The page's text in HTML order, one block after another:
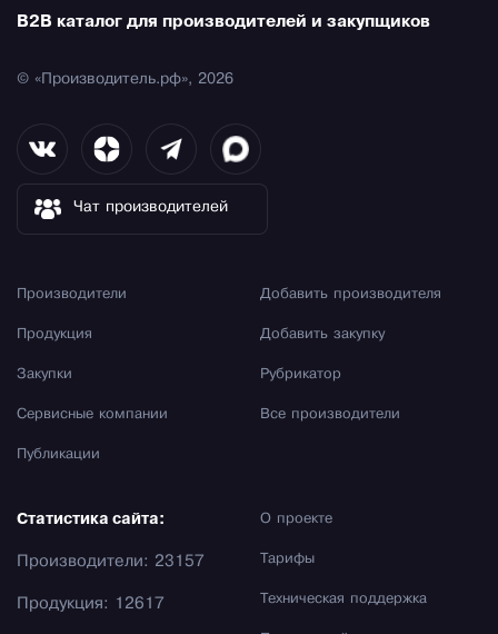
B2B каталог для производителей и закупщиков
© «Производитель.рф», 2026
Чат производителей
Производители
Продукция
Закупки
Сервисные компании
Публикации
Добавить производителя
Добавить закупку
Рубрикатор
Все производители
О проекте
Тарифы
Техническая поддержка
Статистика сайта:
Производители: 23157
Продукция: 12617